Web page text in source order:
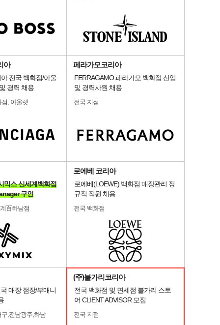
아
전국 백화점/아울
경력 채용
, 아울렛
페라가모코리아
FERRAGAMO 페라가모 백화점 신입
및 경력사원 채용
전국 지점
믹스 신세계백화점
구인
百하남점
로에베 코리아
로에베(LOEWE) 백화점 매장관리 정
규직 직원 채용
전국 백화점
매장 점장/부매니
,전남광주,하남
(주)불가리코리아
전국 백화점 및 면세점 불가리 스토
어 CLIENT ADVISOR 모집
전국 지점